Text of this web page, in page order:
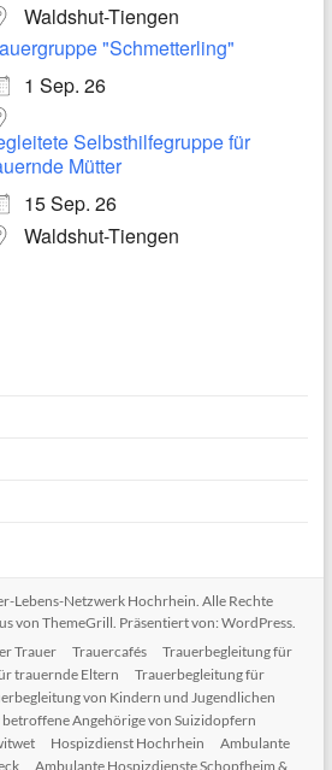
Waldshut-Tiengen
"Schmetterling"
1 Sep. 26
Selbsthilfegruppe für
Mütter
15 Sep. 26
Waldshut-Tiengen
Lebens-Netzwerk Hochrhein. Alle Rechte
von ThemeGrill. Präsentiert von:WordPress.
Trauer Trauercafés
Trauerbegleitung für
trauernde Eltern
Trauerbegleitung für
von Kindern und Jugendlichen
Angehörige von Suizidopfern
Hospizdienst Hochrhein
Ambulante
Ambulante Hospizdienste Schopfheim &